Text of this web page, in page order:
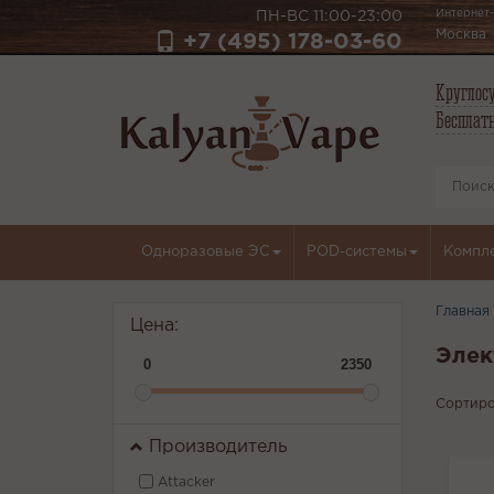
ПН-ВС 11:00-23:00
+7 (495) 178-03-60 Москва
Одноразовые ЭС POD-системы
Цена:
0 2350
Производитель
Attacker
Главная